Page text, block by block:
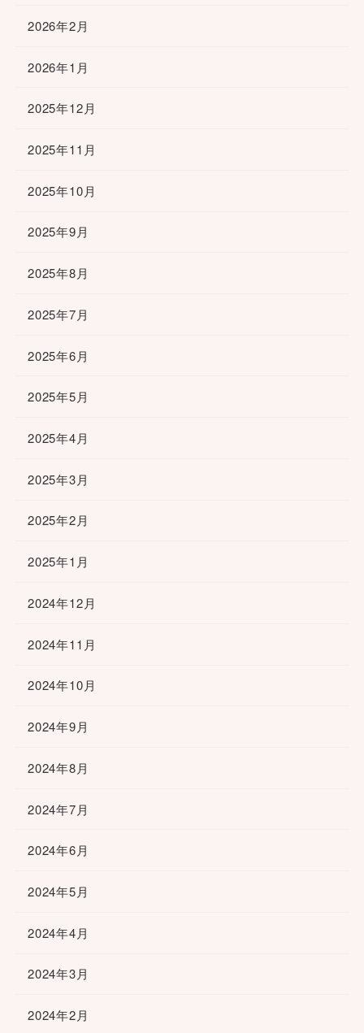
2026年2月
2026年1月
2025年12月
2025年11月
2025年10月
2025年9月
2025年8月
2025年7月
2025年6月
2025年5月
2025年4月
2025年3月
2025年2月
2025年1月
2024年12月
2024年11月
2024年10月
2024年9月
2024年8月
2024年7月
2024年6月
2024年5月
2024年4月
2024年3月
2024年2月